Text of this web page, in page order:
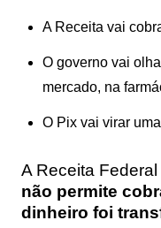
A Receita vai
O governo vai
mercado, na
O Pix vai virar
A Receita Federal
não permite
dinheiro foi